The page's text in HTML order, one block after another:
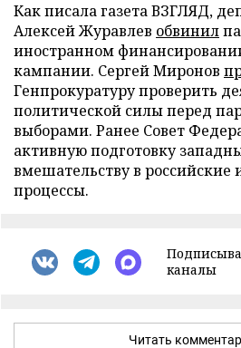
Как писала газета ВЗГЛЯД,
Алексей Журавлев обвинил
иностранном
кампании. Сергей Миронов
Генпрокуратуру проверить
политической силы перед
выборами. Ранее Совет
активную подготовку
вмешательству в российские
процессы.
каналы
Читать